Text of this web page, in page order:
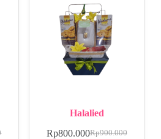
Halalied
Rp900.000
Rp800.000